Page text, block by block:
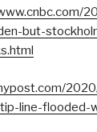
but-
line-flooded-